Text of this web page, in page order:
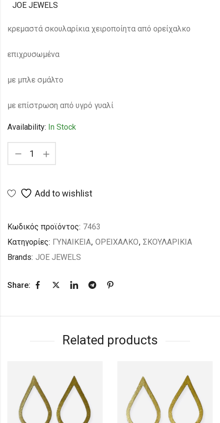
JOE JEWELS
κρεμαστά σκουλαρίκια χειροποίητα από ορείχαλκο
επιχρυσωμένα
με μπλε σμάλτο
με επίστρωση από υγρό γυαλί
Availability: In Stock
Add to wishlist
Κωδικός προϊόντος: 7463
Κατηγορίες: ΓΥΝΑΙΚΕΙΑ, ΟΡΕΙΧΑΛΚΟ, ΣΚΟΥΛΑΡΙΚΙΑ
Brands: JOE JEWELS
Share:
Related products